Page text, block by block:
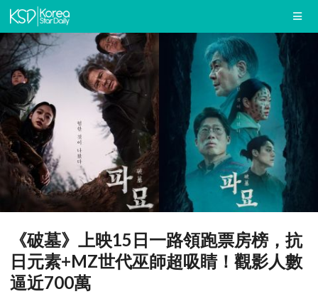
《破墓》上映15日一路領跑票房榜，抗
日元素+MZ世代巫師超吸睛！觀影人數
逼近700萬